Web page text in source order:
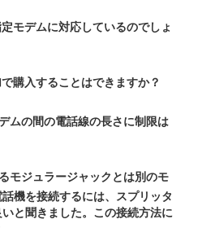
モデムに対応しているのでしょ
購入することはできますか？
ムの間の電話線の長さに制限は
モジュラージャックとは別のモ
機を接続するには、スプリッタ
と聞きました。この接続方法に